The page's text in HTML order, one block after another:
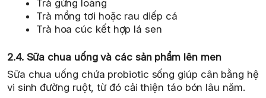
Trà gừng loãng
Trà mồng tơi hoặc rau diếp cá
Trà hoa cúc kết hợp lá sen
2.4. Sữa chua uống và các sản phẩm lên men
Sữa chua uống chứa probiotic sống giúp cân bằng hệ
vi sinh đường ruột, từ đó cải thiện táo bón lâu năm.